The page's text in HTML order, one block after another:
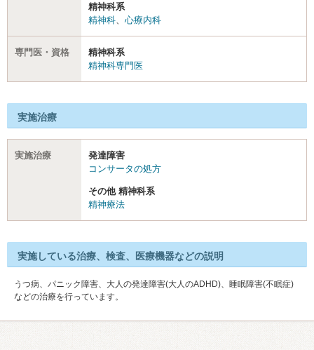
精神科系
精神科
心療内科
専門医・資格
精神科系
精神科専門医
実施治療
実施治療
発達障害
コンサータの処方
その他 精神科系
精神療法
実施している治療、検査、医療機器などの説明
うつ病、パニック障害、大人の発達障害(大人のADHD)、睡眠障害(不眠症)
などの治療を行っています。